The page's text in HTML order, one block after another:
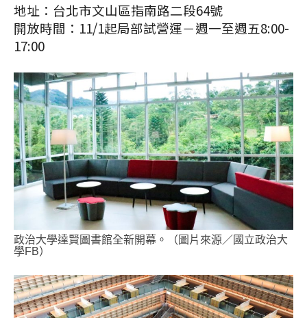
地址：台北市文山區指南路二段64號
開放時間：11/1起局部試營運－週一至週五8:00-
17:00
政治大學達賢圖書館全新開幕。（圖片來源／國立政治大
學FB）